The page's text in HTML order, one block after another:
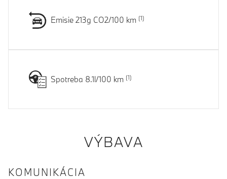
Emisie 213g CO2/100 km
Spotreba 8.1l/100 km
VÝBAVA
KOMUNIKÁCIA